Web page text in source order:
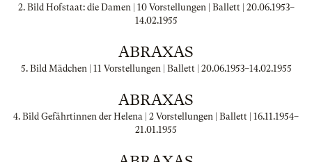
2. Bild Hofstaat: die Damen | 10 Vorstellungen | Ballett | 20.06.1953–
14.02.1955
ABRAXAS
5. Bild Mädchen | 11 Vorstellungen | Ballett | 20.06.1953–14.02.1955
ABRAXAS
4. Bild Gefährtinnen der Helena | 2 Vorstellungen | Ballett | 16.11.1954–
21.01.1955